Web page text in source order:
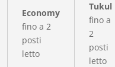
Economy
fino a 2
posti
letto
Tukul
fino a
2
posti
letto